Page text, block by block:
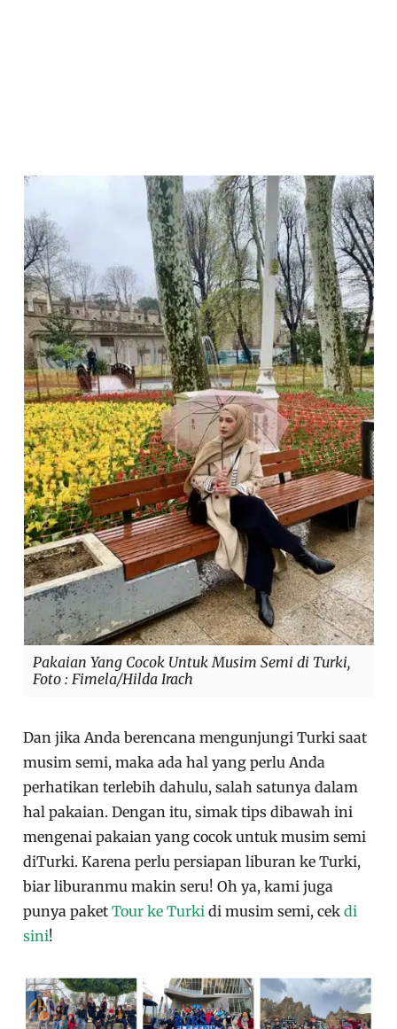
Pakaian Yang Cocok Untuk Musim Semi di Turki,
Foto : Fimela/Hilda Irach
Dan jika Anda berencana mengunjungi Turki saat
musim semi, maka ada hal yang perlu Anda
perhatikan terlebih dahulu, salah satunya dalam
hal pakaian. Dengan itu, simak tips dibawah ini
mengenai pakaian yang cocok untuk musim semi
diTurki. Karena perlu persiapan liburan ke Turki,
biar liburanmu makin seru! Oh ya, kami juga
punya paketTour ke Turki di musim semi, cekdi
sini!